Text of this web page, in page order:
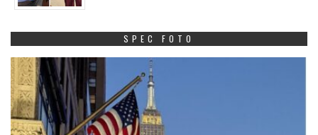
SPEC FOTO